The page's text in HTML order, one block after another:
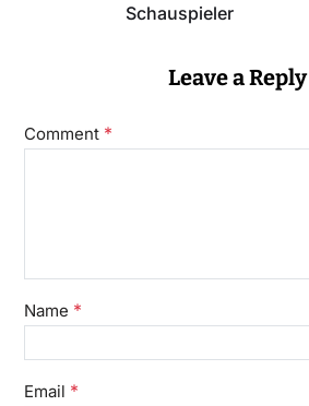
Schauspieler
Leave a Reply
Comment *
Name *
Email *